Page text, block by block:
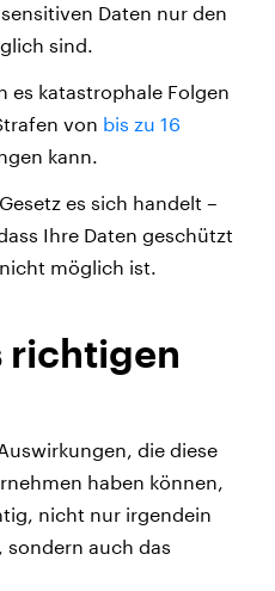
Daten nur den
sind.
es katastrophale Folgen
von bis zu 16
kann.
es sich handelt –
Ihre Daten geschützt
möglich ist.
richtigen
die diese
haben können,
nicht nur irgendein
sondern auch das